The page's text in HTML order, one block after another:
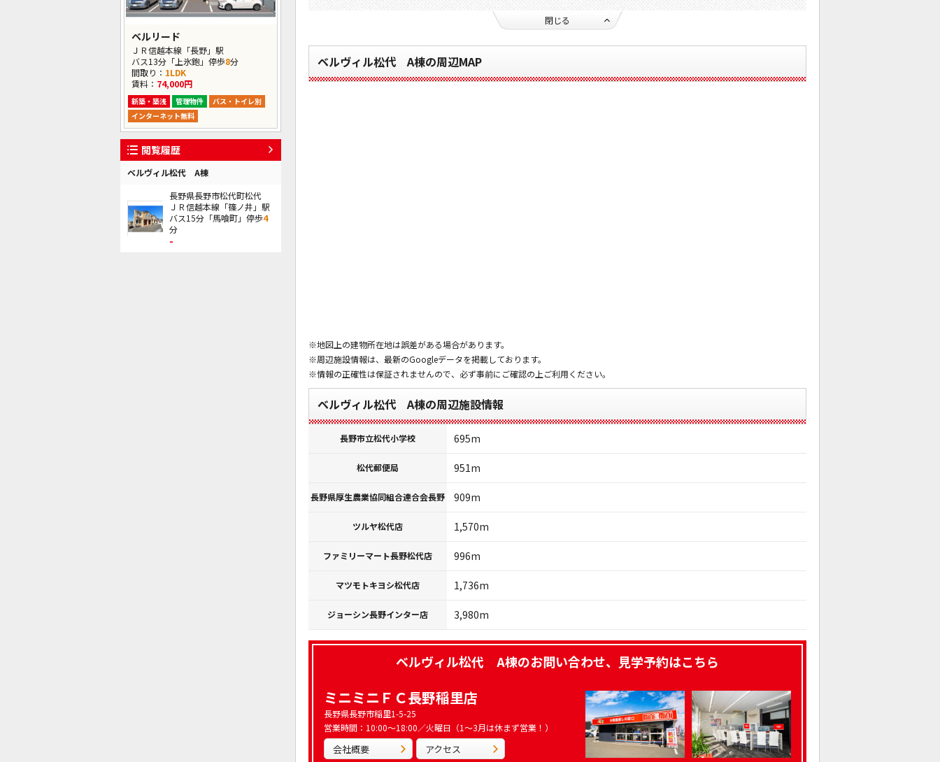
ベルリード
ＪＲ信越本線「長野」駅
バス13分「上氷鉋」停歩8分
間取り： 1LDK
賃料： 74,000円
新築・築浅 管理物件
バス・トイレ別
インターネット無料
閲覧履歴
ベルヴィル松代 A棟
長野県長野市松代町松代
ＪＲ信越本線「篠ノ井」駅
バス15分「馬喰町」停歩4
分
-
閉じる
ベルヴィル松代 A棟の周辺MAP
※地図上の建物所在地は誤差がある場合があります。
※周辺施設情報は、最新のGoogleデータを掲載しております。
※情報の正確性は保証されませんので、必ず事前にご確認の上ご利用ください。
ベルヴィル松代 A棟の周辺施設情報
長野市立松代小学校 695m
松代郵便局 951m
長野県厚生農業協同組合連合会長野 909m
ツルヤ松代店 1,570m
ファミリーマート長野松代店 996m
マツモトキヨシ松代店 1,736m
ジョーシン長野インター店 3,980m
ベルヴィル松代 A棟のお問い合わせ、見学予約はこちら
ミニミニＦＣ長野稲里店
長野県長野市稲里1-5-25
営業時間：10:00～18:00／火曜日（1～3月は休まず営業！）
会社概要 アクセス